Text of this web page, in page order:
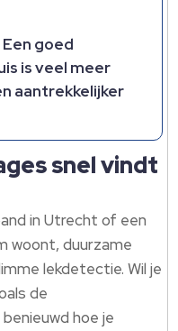
goed
is veel meer
aantrekkelijker
snel vindt
in Utrecht of een
woont, duurzame
lekdetectie. Wil je
de
hoe je